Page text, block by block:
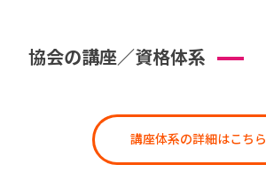
協会の講座／資格体系
講座体系の詳細はこちら